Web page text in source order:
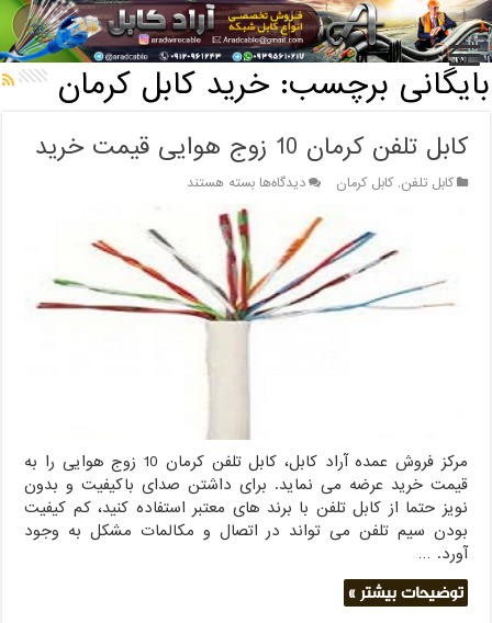
خانه / بایگانی برچسب: خرید کابل کرمان
بایگانی برچسب:خرید کابل کرمان
کابل تلفن کرمان 10 زوج هوایی قیمت خرید
کابل تلفن,کابل کرمان دیدگاه‌هابرای
کابل
تلفن
کرمان
10
زوج
هوایی
قیمت
بسته هستند
مرکز فروش عمده آراد کابل، کابل تلفن کرمان 10 زوج هوایی را به
قیمت خرید عرضه می نماید. برای داشتن صدای باکیفیت و بدون
نویز حتما از کابل تلفن با برند های معتبر استفاده کنید، کم کیفیت
بودن سیم تلفن می تواند در اتصال و مکالمات مشکل به وجود
آورد. …
توضیحات بیشتر »